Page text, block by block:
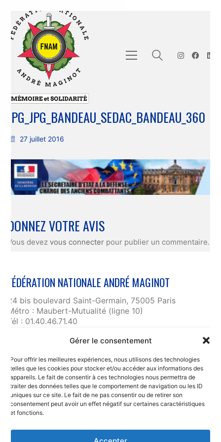
Gérer le consentement
Pour offrir les meilleures expériences, nous utilisons des technologies
telles que les cookies pour stocker et/ou accéder aux informations des
appareils. Le fait de consentir à ces technologies nous permettra de
traiter des données telles que le comportement de navigation ou les ID
uniques sur ce site. Le fait de ne pas consentir ou de retirer son
consentement peut avoir un effet négatif sur certaines caractéristiques
et fonctions.
JPG_JPG_BANDEAU_SEDAC_BANDEAU_360
27 juillet 2016
DONNEZ VOTRE AVIS
Vous devez vous connecter pour publier un commentaire.
FÉDÉRATION NATIONALE ANDRÉ MAGINOT
24 bis boulevard Saint-Germain, 75005 Paris
Métro : Maubert-Mutualité (ligne 10)
Tél : 01.40.46.71.40
Liens utiles
RGPD et confidentialité des données
Mentions légales